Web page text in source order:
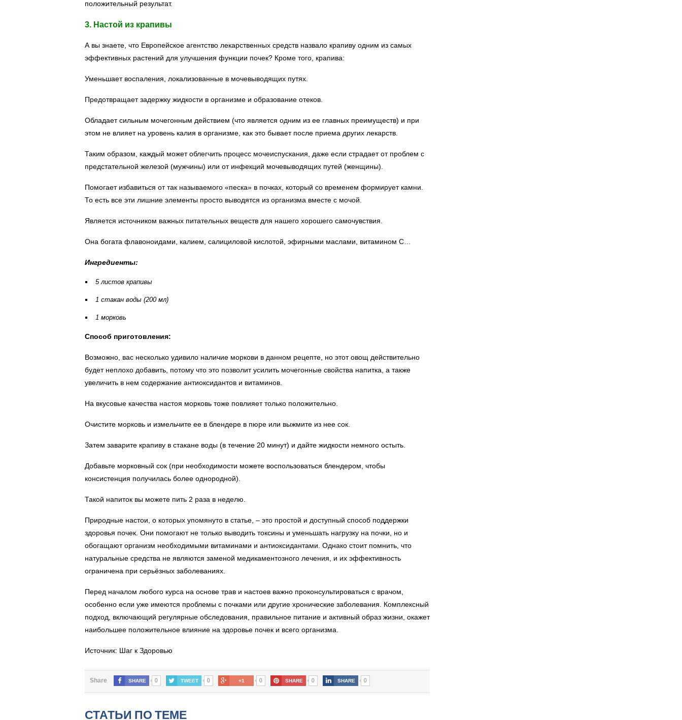
положительный результат.
3. Настой из крапивы
А вы знаете, что Европейское агентство лекарственных средств назвало крапиву одним из самых
эффективных растений для улучшения функции почек? Кроме того, крапива:
Уменьшает воспаления, локализованные в мочевыводящих путях.
Предотвращает задержку жидкости в организме и образование отеков.
Обладает сильным мочегонным действием (что является одним из ее главных преимуществ) и при
этом не влияет на уровень калия в организме, как это бывает после приема других лекарств.
Таким образом, каждый может облегчить процесс мочеиспускания, даже если страдает от проблем с
предстательной железой (мужчины) или от инфекций мочевыводящих путей (женщины).
Помогает избавиться от так называемого «песка» в почках, который со временем формирует камни.
То есть все эти лишние элементы просто выводятся из организма вместе с мочой.
Является источником важных питательных веществ для нашего хорошего самочувствия.
Она богата флавоноидами, калием, салициловой кислотой, эфирными маслами, витамином С…
Ингредиенты:
5 листов крапивы
1 стакан воды (200 мл)
1 морковь
Способ приготовления:
Возможно, вас несколько удивило наличие моркови в данном рецепте, но этот овощ действительно
будет неплохо добавить, потому что это позволит усилить мочегонные свойства напитка, а также
увеличить в нем содержание антиоксидантов и витаминов.
На вкусовые качества настоя морковь тоже повлияет только положительно.
Очистите морковь и измельчите ее в блендере в пюре или выжмите из нее сок.
Затем заварите крапиву в стакане воды (в течение 20 минут) и дайте жидкости немного остыть.
Добавьте морковный сок (при необходимости можете воспользоваться блендером, чтобы
консистенция получилась более однородной).
Такой напиток вы можете пить 2 раза в неделю.
Природные настои, о которых упомянуто в статье, – это простой и доступный способ поддержки
здоровья почек. Они помогают не только выводить токсины и уменьшать нагрузку на почки, но и
обогащают организм необходимыми витаминами и антиоксидантами. Однако стоит помнить, что
натуральные средства не являются заменой медикаментозного лечения, и их эффективность
ограничена при серьёзных заболеваниях.
Перед началом любого курса на основе трав и настоев важно проконсультироваться с врачом,
особенно если уже имеются проблемы с почками или другие хронические заболевания. Комплексный
подход, включающий регулярные обследования, правильное питание и активный образ жизни, окажет
наибольшее положительное влияние на здоровье почек и всего организма.
Источник: Шаг к Здоровью
Share SHARE 0 TWEET 0 +1 0 SHARE 0 SHARE 0
СТАТЬИ ПО ТЕМЕ